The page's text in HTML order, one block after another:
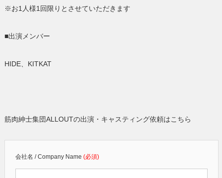
※お1人様1回限りとさせていただきます
■出演メンバー
HIDE、KITKAT
筋肉紳士集団ALLOUTの出演・キャスティング依頼はこちら
会社名 / Company Name (必須)